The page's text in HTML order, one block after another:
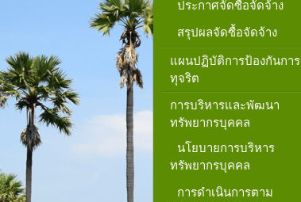
ประกาศจัดซื้อจัดจ้าง
สรุปผลจัดซื้อจัดจ้าง
แผนปฏิบัติการป้องกันการ
ทุจริต
การบริหารและพัฒนา
ทรัพยากรบุคคล
นโยบายการบริหาร
ทรัพยากรบุคคล
การดำเนินการตาม